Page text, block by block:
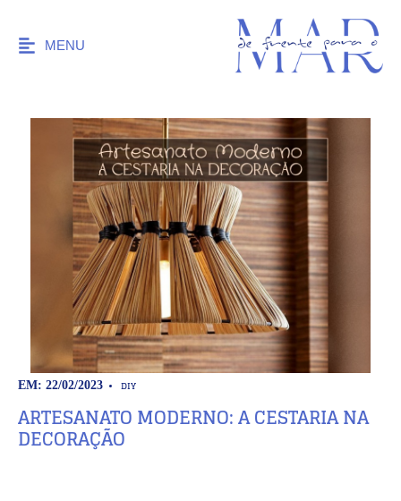
MENU
EM: 22/02/2023 DIY
ARTESANATO MODERNO: A CESTARIA NA
DECORAÇÃO